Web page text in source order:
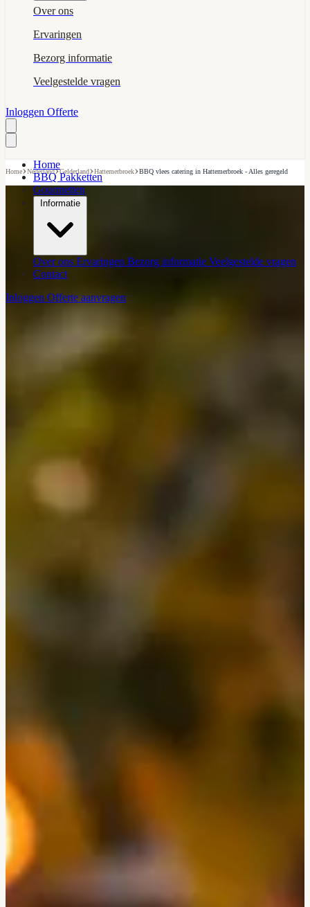
Over ons
Ervaringen
Bezorg informatie
Veelgestelde vragen
Inloggen Offerte
Home
BBQ Pakketten
Gourmetten
Informatie
Over ons Ervaringen Bezorg informatie Veelgestelde vragen
Contact
Inloggen Offerte aanvragen
Home›Nederland›Gelderland›Hattemerbroek›BBQ vlees catering in Hattemerbroek - Alles geregeld